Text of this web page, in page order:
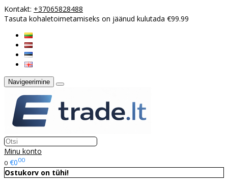
Kontakt: +37065828488
Tasuta kohaletoimetamiseks on jäänud kulutada €99.99
Navigeerimine
Minu konto
0 €000
Ostukorv on tühi!